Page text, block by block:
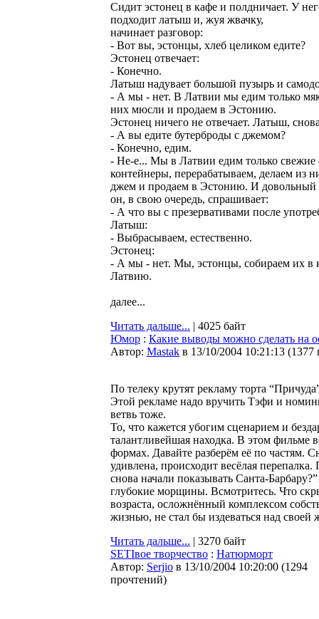
Сидит эстонец в кафе и полдничает. У
подходит латыш и, жуя жвачку,
начинает разговор:
- Вот вы, эстонцы, хлеб целиком едите?
Эстонец отвечает:
- Конечно.
Латыш надувает большой пузырь и
- А мы - нет. В Латвии мы едим только
них мюсли и продаем в Эстонию.
Эстонец ничего не отвечает. Латыш,
- А вы едите бутерброды с джемом?
- Конечно, едим.
- Не-е... Мы в Латвии едим только
контейнеры, перерабатываем, делаем из
джем и продаем в Эстонию. И довольный
он, в свою очередь, спрашивает:
- А что вы с презервативами после
Латыш:
- Выбрасываем, естественно.
Эстонец:
- А мы - нет. Мы, эстонцы, собираем их в
Латвию.
далее...
Читать дальше... | 4025 байт
Юмор : Какие выводы можно сделать на
Автор: Мastak в 13/10/2004 10:21:13 (1377
По телеку крутят рекламу торта
Этой рекламе надо вручить Тэфи и
ветвь тоже.
То, что кажется убогим сценарием и
талантливейшая находка. В этом фильме
формах. Давайте разберём её по частям.
удивлена, происходит весёлая
снова начали показывать Санта-
глубокие морщины. Всмотритесь. Что
возраста, осложнённый комплексом
жизнью, не стал бы издеваться над своей
Читать дальше... | 3270 байт
SETIвое творчество : Натюрморт
Автор: Serjio в 13/10/2004 10:20:00 (1294
прочтений)